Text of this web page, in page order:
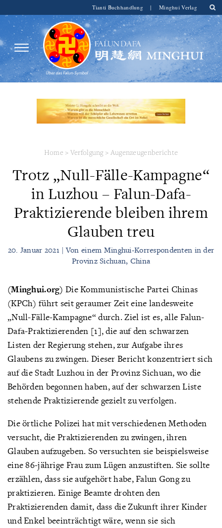
Tianti Buchhandlung | Minghui Verlag
Home > Verfolgung > Augenzeugenberichte
Trotz „Null-Fälle-Kampagne“
in Luzhou – Falun-Dafa-
Praktizierende bleiben ihrem
Glauben treu
20. Januar 2021 | Von einem Minghui-Korrespondenten in der
Provinz Sichuan, China
(Minghui.org) Die Kommunistische Partei Chinas
(KPCh) führt seit geraumer Zeit eine landesweite
„Null-Fälle-Kampagne“ durch. Ziel ist es, alle Falun-
Dafa-Praktizierenden [1], die auf den schwarzen
Listen der Regierung stehen, zur Aufgabe ihres
Glaubens zu zwingen. Dieser Bericht konzentriert sich
auf die Stadt Luzhou in der Provinz Sichuan, wo die
Behörden begonnen haben, auf der schwarzen Liste
stehende Praktizierende gezielt zu verfolgen.
Die örtliche Polizei hat mit verschiedenen Methoden
versucht, die Praktizierenden zu zwingen, ihren
Glauben aufzugeben. So versuchten sie beispielsweise
eine 86-jährige Frau zum Lügen anzustiften. Sie sollte
erzählen, dass sie aufgehört habe, Falun Gong zu
praktizieren. Einige Beamte drohten den
Praktizierenden damit, dass die Zukunft ihrer Kinder
und Enkel beeinträchtigt wäre, wenn sie sich